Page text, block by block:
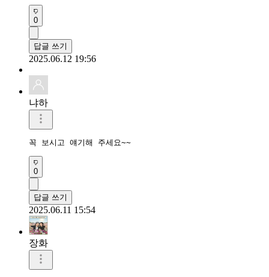
0
답글 쓰기
2025.06.12 19:56
냐하
꼭 보시고 얘기해 주세요~~
0
답글 쓰기
2025.06.11 15:54
장화